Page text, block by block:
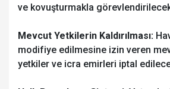
ve kovuşturmakla
Mevcut Yetkilerin Kaldırılması:
modifiye edilmesine izin veren
yetkiler ve icra emirleri iptal